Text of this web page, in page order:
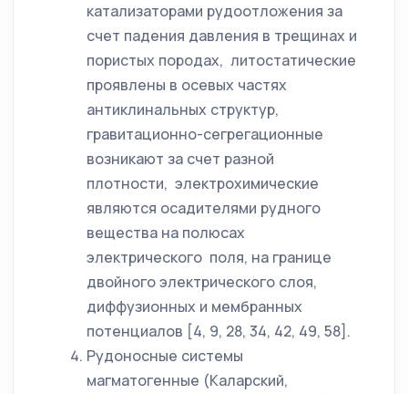
катализаторами рудоотложения за
счет падения давления в трещинах и
пористых породах, литостатические
проявлены в осевых частях
антиклинальных структур,
гравитационно-сегрегационные
возникают за счет разной
плотности, электрохимические
являются осадителями рудного
вещества на полюсах
электрического поля, на границе
двойного электрического слоя,
диффузионных и мембранных
потенциалов [4, 9, 28, 34, 42, 49, 58].
Рудоносные системы
магматогенные (Каларский,